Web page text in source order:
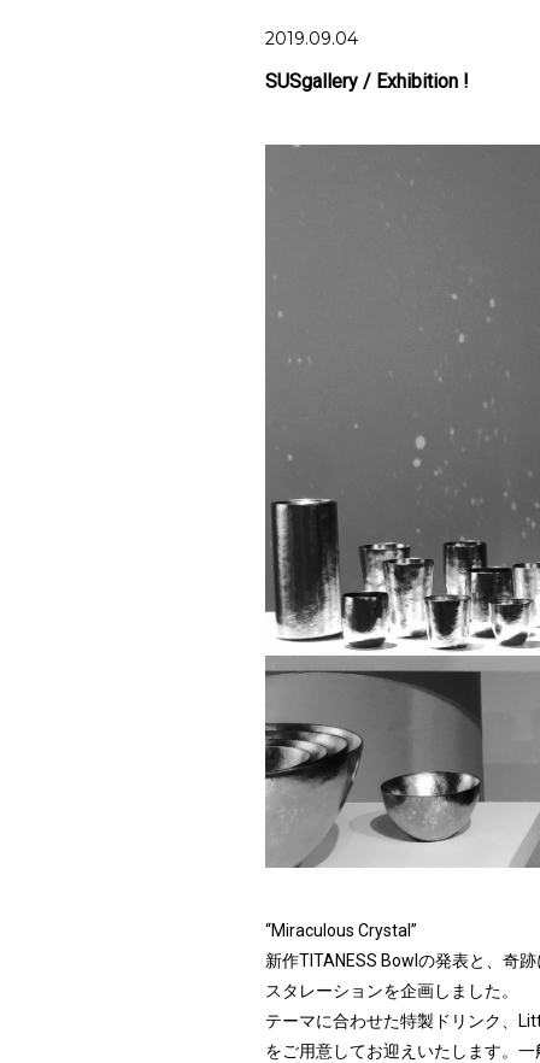
2019.09.04
SUSgallery / Exhibition !
“Miraculous Crystal”
新作TITANESS Bowlの発表と、奇
スタレーションを企画しました。
テーマに合わせた特製ドリンク、
をご用意してお迎えいたします。